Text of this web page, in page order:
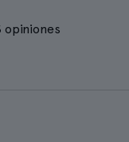
opiniones